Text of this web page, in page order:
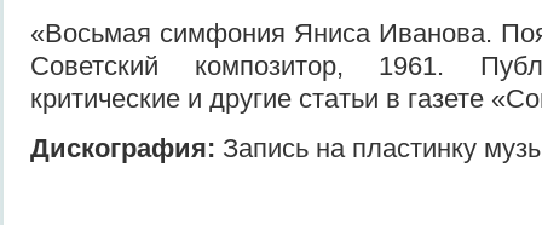
«Восьмая симфония Яниса Иванова.
Советский композитор, 1961.
критические и другие статьи в газете
Дискография: Запись на пластинку